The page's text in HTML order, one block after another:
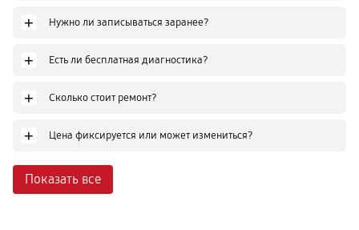
+ Нужно ли записываться заранее?
+ Есть ли бесплатная диагностика?
+ Сколько стоит ремонт?
+ Цена фиксируется или может измениться?
Показать все